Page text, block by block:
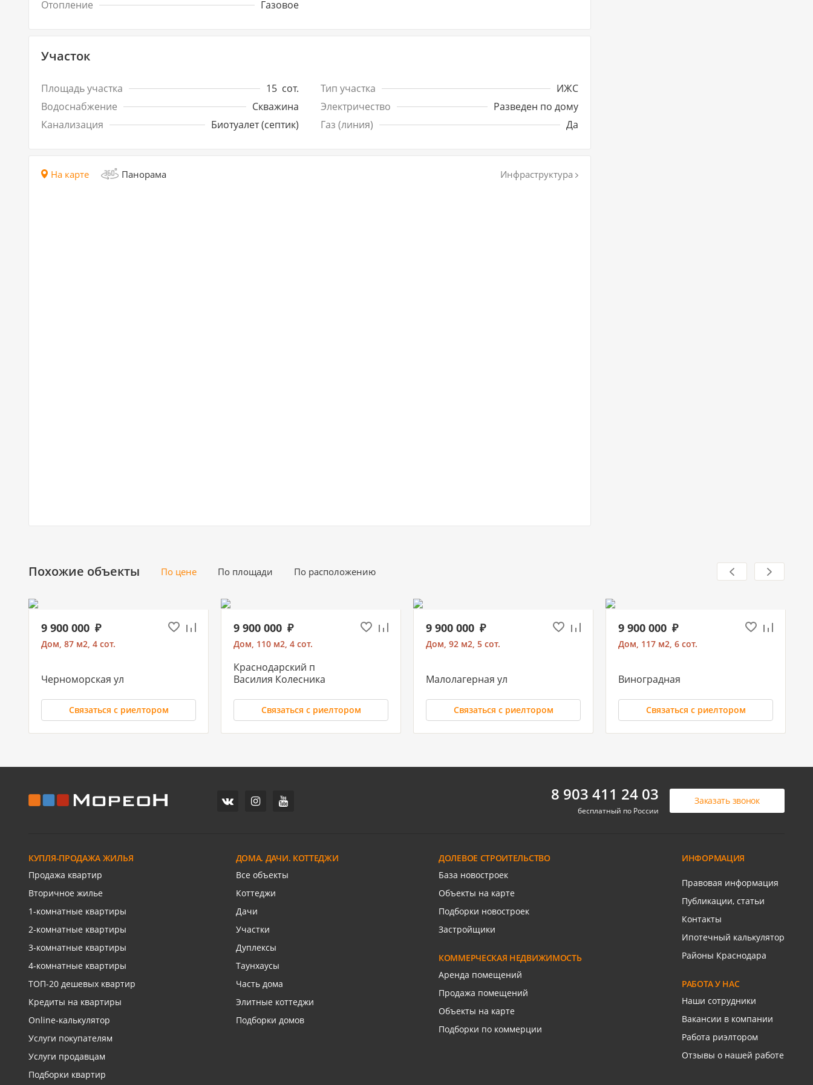
Отопление
Газовое
Участок
Площадь участка 15 сот. Тип участка
ИЖС
Водоснабжение
Скважина Электричество
Разведен по дому
Канализация
Биотуалет (септик) Газ (линия) Да
На карте Панорама Инфраструктура
Похожие объекты По цене По площади По расположению
9 900 000
Дом, 87 м2, 4 сот.
Черноморская ул
Связаться с риелтором
9 900 000
Дом, 110 м2, 4 сот.
Краснодарский п
Василия Колесника
Связаться с риелтором
9 900 000
Дом, 92 м2, 5 сот.
Малолагерная ул
Связаться с риелтором
9 900 000
Дом, 117 м2, 6 сот.
Виноградная
Связаться с риелтором
Участок под ИЖС, 8 сот. Дом, 170 м2, 5 сот.
Связаться с риелтором
7 500 000
Дом, 148 м2, 7 сот.Заказать звонок
8 903 411 24 03
бесплатный по России
КУПЛЯ-ПРОДАЖА ЖИЛЬЯ
Продажа квартир
Вторичное жилье
1-комнатные квартиры
2-комнатные квартиры
3-комнатные квартиры
4-комнатные квартиры
ТОП-20 дешевых квартир
Кредиты на квартиры
Online-калькулятор
Услуги покупателям
Услуги продавцам
Подборки квартир
ДОМА. ДАЧИ. КОТТЕДЖИ
Все объекты
Коттеджи
Дачи
Участки
Дуплексы
Таунхаусы
Часть дома
Элитные коттеджи
Подборки домов
ДОЛЕВОЕ СТРОИТЕЛЬСТВО
База новостроек
Объекты на карте
Подборки новостроек
Застройщики
КОММЕРЧЕСКАЯ НЕДВИЖИМОСТЬ
Аренда помещений
Продажа помещений
Объекты на карте
Подборки по коммерции
ИНФОРМАЦИЯ
Правовая информация
Публикации, статьи
Контакты
Ипотечный калькулятор
Районы Краснодара
РАБОТА У НАС
Наши сотрудники
Вакансии в компании
Работа риэлтором
Отзывы о нашей работе